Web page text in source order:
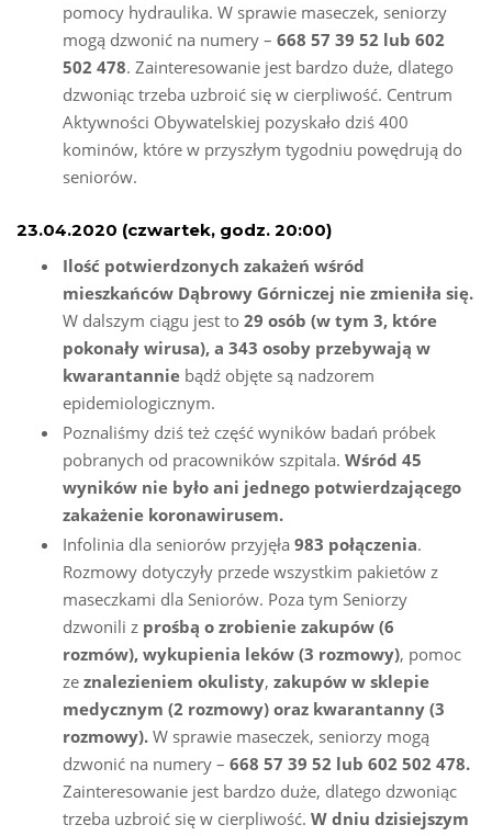
pomocy hydraulika. W sprawie maseczek, seniorzy
mogą dzwonić na numery – 668 57 39 52 lub 602
502 478. Zainteresowanie jest bardzo duże, dlatego
dzwoniąc trzeba uzbroić się w cierpliwość. Centrum
Aktywności Obywatelskiej pozyskało dziś 400
kominów, które w przyszłym tygodniu powędrują do
seniorów.
23.04.2020 (czwartek, godz. 20:00)
Ilość potwierdzonych zakażeń wśród
mieszkańców Dąbrowy Górniczej nie zmieniła się.
W dalszym ciągu jest to 29 osób (w tym 3, które
pokonały wirusa), a 343 osoby przebywają w
kwarantannie bądź objęte są nadzorem
epidemiologicznym.
Poznaliśmy dziś też część wyników badań próbek
pobranych od pracowników szpitala. Wśród 45
wyników nie było ani jednego potwierdzającego
zakażenie koronawirusem.
Infolinia dla seniorów przyjęła 983 połączenia.
Rozmowy dotyczyły przede wszystkim pakietów z
maseczkami dla Seniorów. Poza tym Seniorzy
dzwonili z prośbą o zrobienie zakupów (6
rozmów), wykupienia leków (3 rozmowy), pomoc
ze znalezieniem okulisty, zakupów w sklepie
medycznym (2 rozmowy) oraz kwarantanny (3
rozmowy). W sprawie maseczek, seniorzy mogą
dzwonić na numery – 668 57 39 52 lub 602 502 478.
Zainteresowanie jest bardzo duże, dlatego dzwoniąc
trzeba uzbroić się w cierpliwość. W dniu dzisiejszym